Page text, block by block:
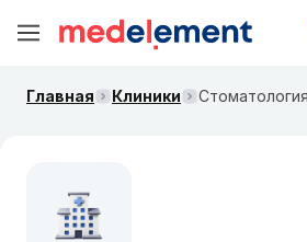
Главная Клиники